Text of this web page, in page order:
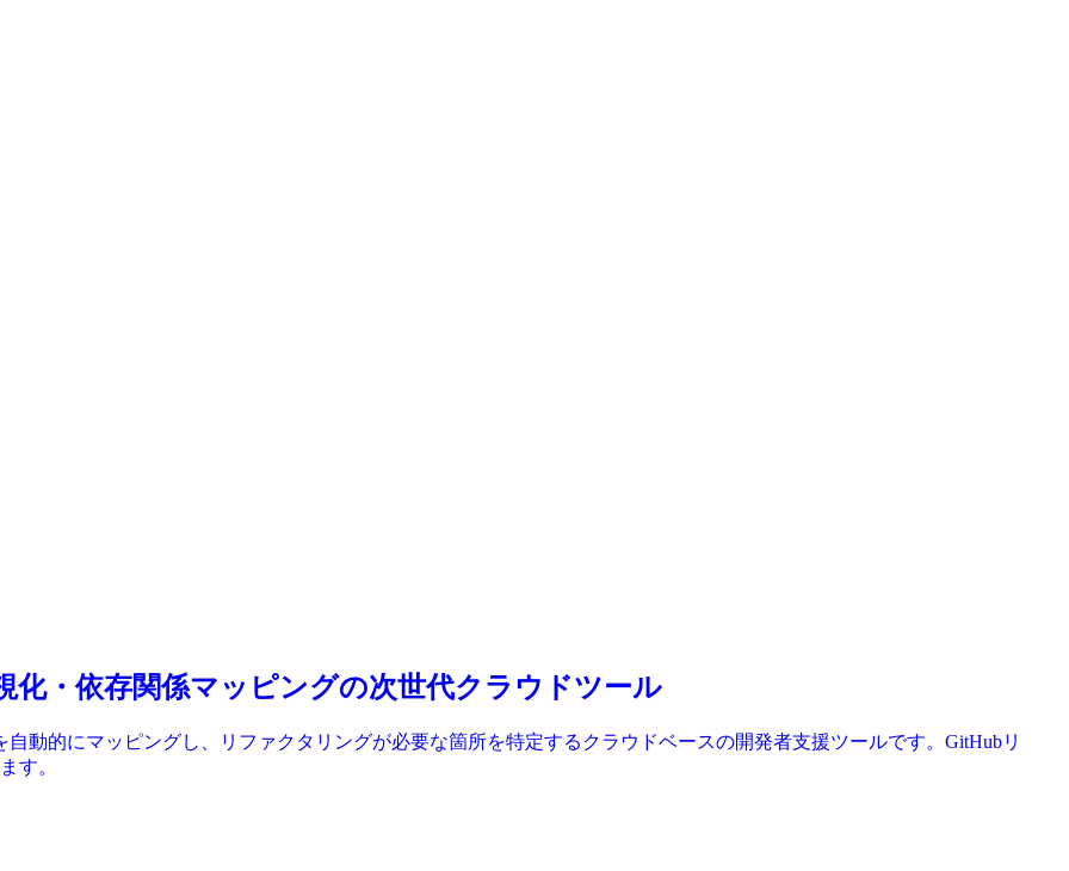
化・依存関係マッピングの次世代クラウドツール
動的にマッピングし、リファクタリングが必要な箇所を特定するクラウドベースの開発者支援ツールです。GitHubリ
す。